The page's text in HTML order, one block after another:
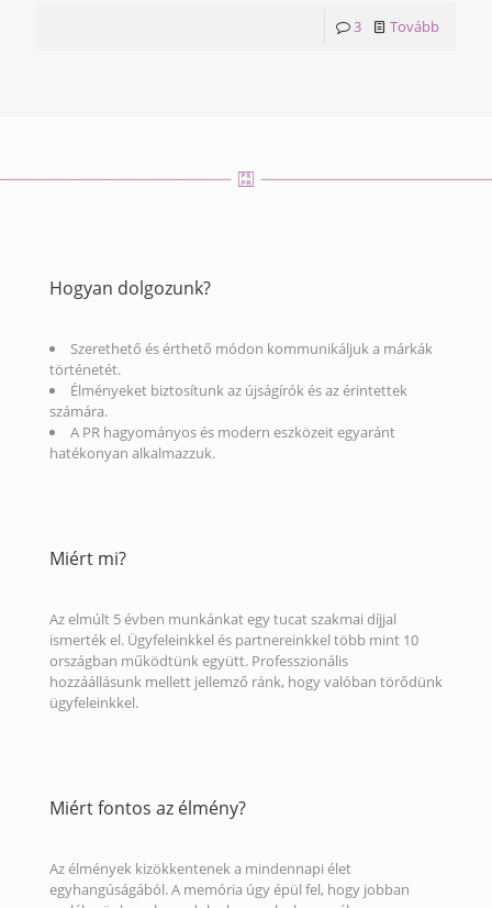
3 Tovább
Hogyan dolgozunk?
Szerethető és érthető módon kommunikáljuk a márkák
történetét.
Élményeket biztosítunk az újságírók és az érintettek
számára.
A PR hagyományos és modern eszközeit egyaránt
hatékonyan alkalmazzuk.
Miért mi?
Az elmúlt 5 évben munkánkat egy tucat szakmai díjjal
ismerték el. Ügyfeleinkkel és partnereinkkel több mint 10
országban működtünk együtt. Professzionális
hozzáállásunk mellett jellemző ránk, hogy valóban törődünk
ügyfeleinkkel.
Miért fontos az élmény?
Az élmények kizökkentenek a mindennapi élet
egyhangúságából. A memória úgy épül fel, hogy jobban